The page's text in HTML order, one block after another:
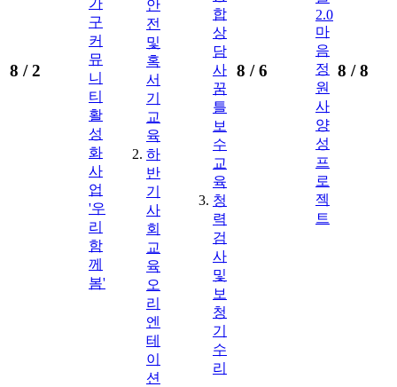
8 /2
가
구
커
뮤
니
티
활
성
화
사
업
'우
리
함
께
봄'
안
전
및
혹
서
기
교
육
하
반
기
사
회
교
육
오
리
엔
테
이
션
합
상
담
사
꿈
틀
보
수
교
육
청
력
검
사
및
보
청
기
수
리
8 /6
2.0
마
음
정
원
사
양
성
프
로
젝
트
8 /8